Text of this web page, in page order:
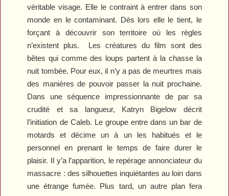
véritable visage. Elle le contraint à entrer dans son
monde en le contaminant. Dès lors elle le tient, le
forçant à découvrir son territoire où les règles
n’existent plus.
Les créatures du film sont des
bêtes qui comme des loups partent à la chasse la
nuit tombée. Pour eux, il n’y a pas de meurtres mais
des manières de pouvoir passer la nuit prochaine.
Dans une séquence impressionnante de par sa
crudité et sa langueur, Katryn Bigelow décrit
l’initiation de Caleb. Le groupe entre dans un bar de
motards et décime un à un les habitués et le
personnel en prenant le temps de faire durer le
plaisir. Il y’a l’apparition, le repérage annonciateur du
massacre : des silhouettes inquiétantes au loin dans
une étrange fumée. Plus tard, un autre plan fera